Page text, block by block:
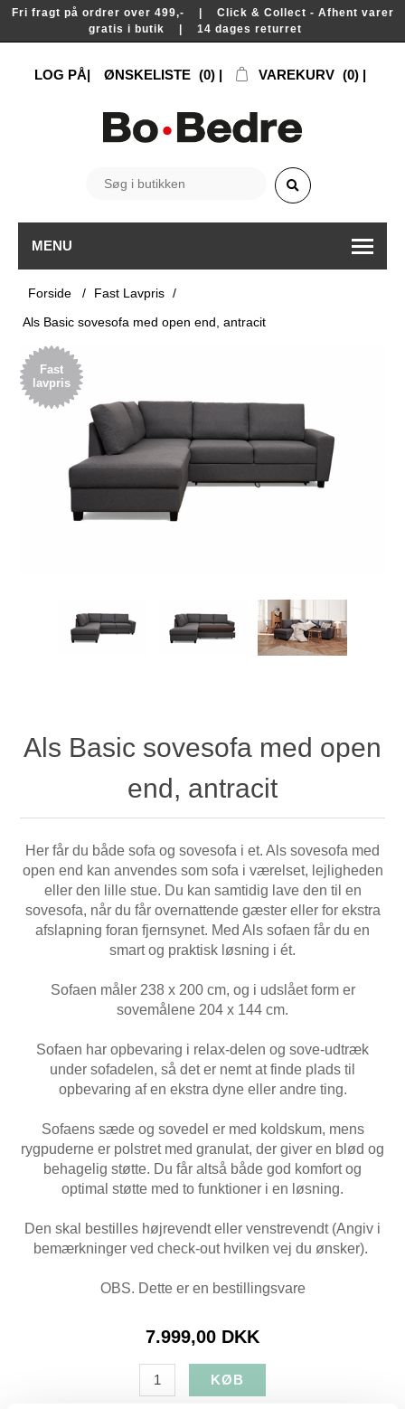
Fri fragt på ordrer over 499,- | Click & Collect - Afhent varer
gratis i butik | 14 dages returret
LOG PÅ ØNSKELISTE (0) VAREKURV (0)
MENU
Forside / Fast Lavpris /
Als Basic sovesofa med open end, antracit
Fast
lavpris
Als Basic sovesofa med open
end, antracit
Her får du både sofa og sovesofa i et. Als sovesofa med
open end kan anvendes som sofa i værelset, lejligheden
eller den lille stue. Du kan samtidig lave den til en
sovesofa, når du får overnattende gæster eller for ekstra
afslapning foran fjernsynet. Med Als sofaen får du en
smart og praktisk løsning i ét.
Sofaen måler 238 x 200 cm, og i udslået form er
sovemålene 204 x 144 cm.
Sofaen har opbevaring i relax-delen og sove-udtræk
under sofadelen, så det er nemt at finde plads til
opbevaring af en ekstra dyne eller andre ting.
Sofaens sæde og sovedel er med koldskum, mens
rygpuderne er polstret med granulat, der giver en blød og
behagelig støtte. Du får altså både god komfort og
optimal støtte med to funktioner i en løsning.
Den skal bestilles højrevendt eller venstrevendt (Angiv i
bemærkninger ved check-out hvilken vej du ønsker).
OBS. Dette er en bestillingsvare
7.999,00 DKK